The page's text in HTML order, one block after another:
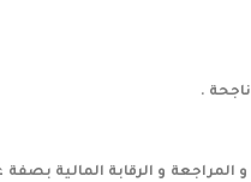
.
و الرقابة المالية بصفة